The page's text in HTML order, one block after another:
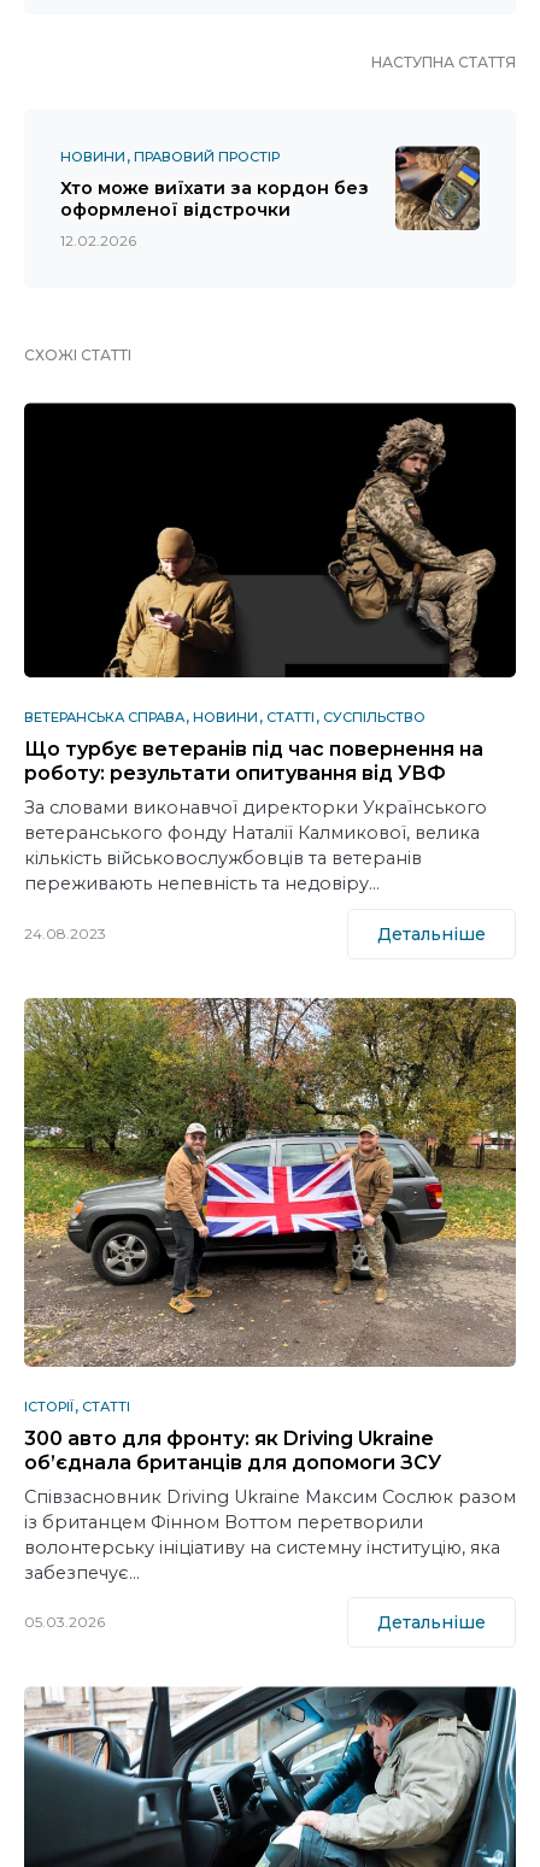
НАСТУПНА СТАТТЯ
НОВИНИ ПРАВОВИЙ ПРОСТІР
Хто може виїхати за кордон без
оформленої відстрочки
12.02.2026
СХОЖІ СТАТТІ
ВЕТЕРАНСЬКА СПРАВА НОВИНИ СТАТТІ СУСПІЛЬСТВО
Що турбує ветеранів під час повернення на
роботу: результати опитування від УВФ
За словами виконавчої директорки Українського
ветеранського фонду Наталії Калмикової, велика
кількість військовослужбовців та ветеранів
переживають непевність та недовіру…
24.08.2023 Детальніше
ІСТОРІЇ СТАТТІ
300 авто для фронту: як Driving Ukraine
об’єднала британців для допомоги ЗСУ
Співзасновник Driving Ukraine Максим Сослюк разом
із британцем Фінном Воттом перетворили
волонтерську ініціативу на системну інституцію, яка
забезпечує…
05.03.2026 Детальніше